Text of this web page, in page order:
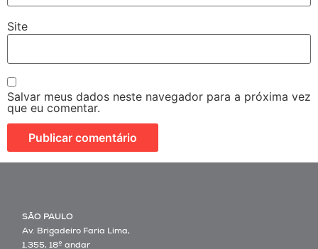
Site
Salvar meus dados neste navegador para a próxima vez
que eu comentar.
SÃO PAULO
Av. Brigadeiro Faria Lima,
1.355, 18º andar